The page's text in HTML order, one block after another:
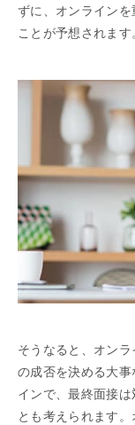
ずに、オンラインを
ことが予想されます
そうなると、オン
の成否を決める大
インで、最終面接
とも考えられます